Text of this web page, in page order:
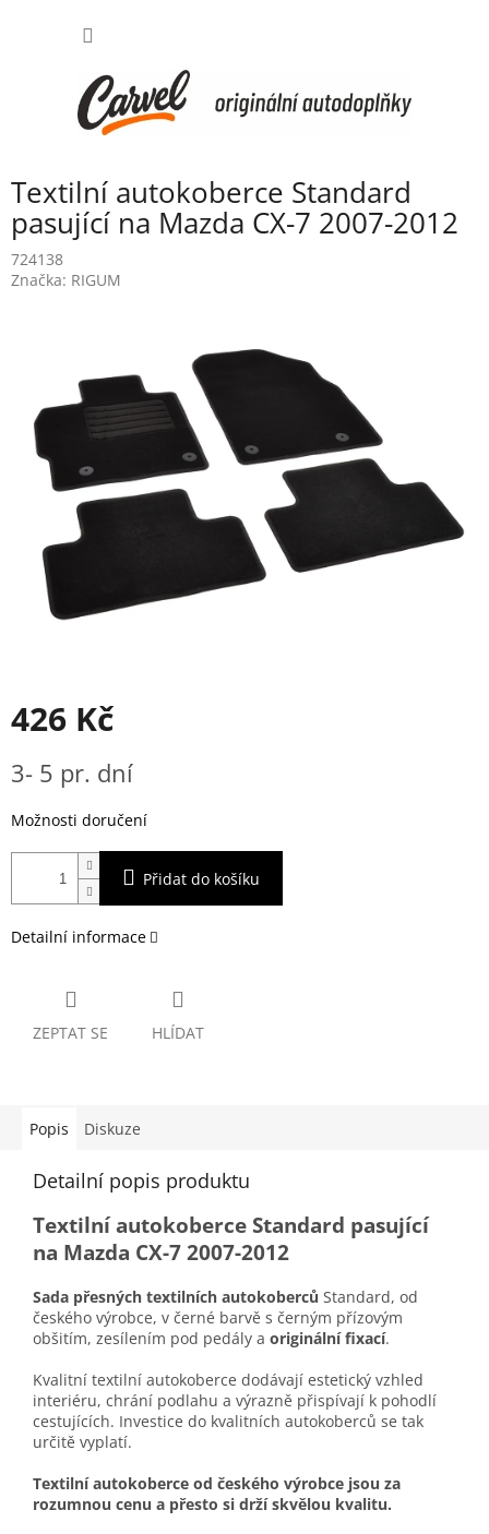
Textilní autokoberce Standard
pasující na Mazda CX-7 2007-2012
724138
Značka: RIGUM
426 Kč
cena:
3- 5 pr. dní
Možnosti doručení
Přidat do košíku
Detailní informace
ZEPTAT SE HLÍDAT
Popis Diskuze
Detailní popis produktu
Textilní autokoberce Standard pasující
na Mazda CX-7 2007-2012
Sada přesných textilních autokoberců Standard, od
českého výrobce, v černé barvě s černým přízovým
obšitím, zesílením pod pedály a originální fixací.
Kvalitní textilní autokoberce dodávají estetický vzhled
interiéru, chrání podlahu a výrazně přispívají k pohodlí
cestujících. Investice do kvalitních autokoberců se tak
určitě vyplatí.
Textilní autokoberce od českého výrobce jsou za
rozumnou cenu a přesto si drží skvělou kvalitu.